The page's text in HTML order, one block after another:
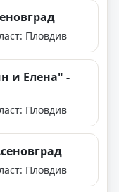
Пловдив
и Елена" -
Пловдив
Пловдив